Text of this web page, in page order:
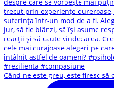
Când ne este greu, este firesc să